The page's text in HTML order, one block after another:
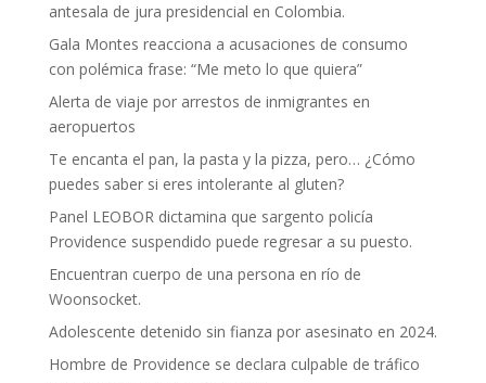
antesala de jura presidencial en Colombia.
Gala Montes reacciona a acusaciones de consumo
con polémica frase: “Me meto lo que quiera”
Alerta de viaje por arrestos de inmigrantes en
aeropuertos
Te encanta el pan, la pasta y la pizza, pero… ¿Cómo
puedes saber si eres intolerante al gluten?
Panel LEOBOR dictamina que sargento policía
Providence suspendido puede regresar a su puesto.
Encuentran cuerpo de una persona en río de
Woonsocket.
Adolescente detenido sin fianza por asesinato en 2024.
Hombre de Providence se declara culpable de tráfico